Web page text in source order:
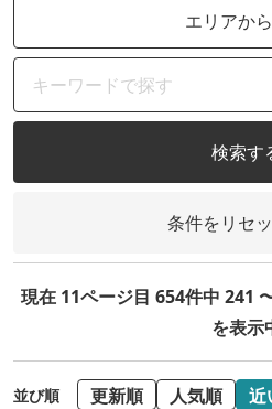
エリアか
検索す
条件をリセ
現在 11ページ目 654件中 241
を表示
並び順 更新順 人気順 近